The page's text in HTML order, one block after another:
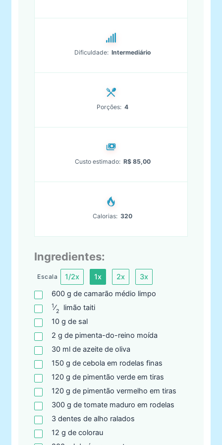
Dificuldade: Intermediário
Porções: 4
Custo estimado: R$ 85,00
Calorias: 320
Ingredientes:
Escala 1/2x 1x 2x
3x
600 g de camarão médio limpo
1⁄2 limão taiti
10 g de sal
2 g de pimenta-do-reino moída
30 ml de azeite de oliva
150 g de cebola em rodelas finas
120 g de pimentão verde em tiras
120 g de pimentão vermelho em tiras
300 g de tomate maduro em rodelas
3 dentes de alho ralados
12 g de colorau